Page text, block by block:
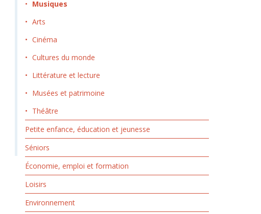
Musiques
Arts
Cinéma
Cultures du monde
Littérature et lecture
Musées et patrimoine
Théâtre
Petite enfance, éducation et jeunesse
Séniors
Économie, emploi et formation
Loisirs
Environnement